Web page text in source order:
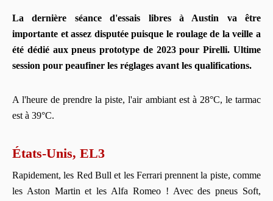
La dernière séance d'essais libres à Austin va être
importante et assez disputée puisque le roulage de la veille a
été dédié aux pneus prototype de 2023 pour Pirelli. Ultime
session pour peaufiner les réglages avant les qualifications.
A l'heure de prendre la piste, l'air ambiant est à 28°C, le tarmac
est à 39°C.
États-Unis, EL3
Rapidement, les Red Bull et les Ferrari prennent la piste, comme
les Aston Martin et les Alfa Romeo ! Avec des pneus Soft,